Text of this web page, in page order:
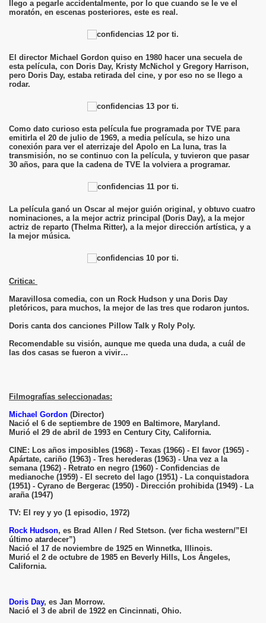
llego a pegarle accidentalmente, por lo que cuando se le ve el
moratón, en escenas posteriores, este es real.
El director Michael Gordon quiso en 1980 hacer una secuela de
esta película, con Doris Day, Kristy McNichol y Gregory Harrison,
pero Doris Day, estaba retirada del cine, y por eso no se llego a
rodar.
Como dato curioso esta película fue programada por TVE para
emitirla el 20 de julio de 1969, a media película, se hizo una
conexión para ver el aterrizaje del Apolo en La luna, tras la
transmisión, no se continuo con la película, y tuvieron que pasar
30 años, para que la cadena de TVE la volviera a programar.
La película ganó un Oscar al mejor guión original, y obtuvo cuatro
nominaciones, a la mejor actriz principal (Doris Day), a la mejor
actriz de reparto (Thelma Ritter), a la mejor dirección artística, y a
la mejor música.
Critica:
Maravillosa comedia, con un Rock Hudson y una Doris Day
pletóricos, para muchos, la mejor de las tres que rodaron juntos.
Doris canta dos canciones Pillow Talk y Roly Poly.
Recomendable su visión, aunque me queda una duda, a cuál de
las dos casas se fueron a vivir…
Filmografías seleccionadas:
Michael Gordon (Director)
Nació el 6 de septiembre de 1909 en Baltimore, Maryland.
Murió el 29 de abril de 1993 en Century City, California.
CINE: Los años imposibles (1968) - Texas (1966) - El favor (1965) -
Apártate, cariño (1963) - Tres herederas (1963) - Una vez a la
semana (1962) - Retrato en negro (1960) - Confidencias de
medianoche (1959) - El secreto del lago (1951) - La conquistadora
(1951) - Cyrano de Bergerac (1950) - Dirección prohibida (1949) - La
araña (1947)
TV: El rey y yo (1 episodio, 1972)
Rock Hudson, es Brad Allen / Red Stetson. (ver ficha western/”El
último atardecer”)
Nació el 17 de noviembre de 1925 en Winnetka, Illinois.
Murió el 2 de octubre de 1985 en Beverly Hills, Los Ángeles,
California.
Doris Day, es Jan Morrow.
Nació el 3 de abril de 1922 en Cincinnati, Ohio.